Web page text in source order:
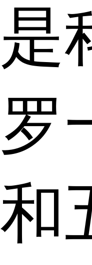
是
罗
和